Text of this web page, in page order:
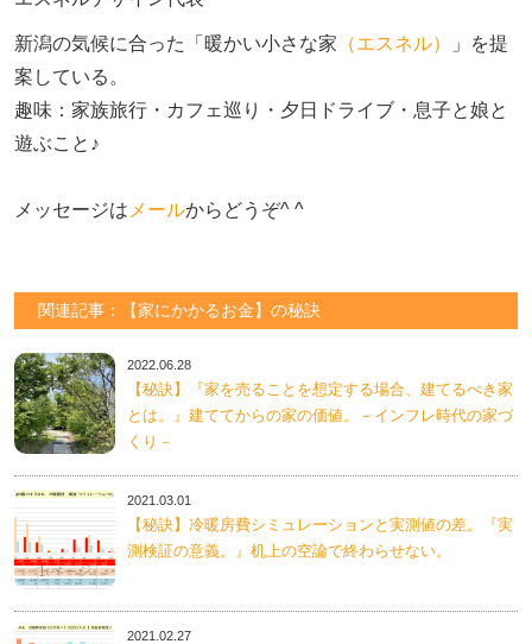
新潟の気候に合った「暖かい小さな家 （エスネル）
」を提
案している。
趣味：家族旅行・カフェ巡り・夕日ドライブ・息子と娘と
遊ぶこと♪
メッセージは メールからどうぞ^ ^
関連記事：【家にかかるお金】の秘訣
2022.06.28
【秘訣】『家を売ることを想定する場合、建てるべき家
とは。』建ててからの家の価値。－インフレ時代の家づ
くり－
2021.03.01
【秘訣】冷暖房費シミュレーションと実測値の差。『実
測検証の意義。』机上の空論で終わらせない。
2021.02.27